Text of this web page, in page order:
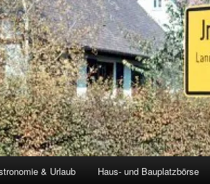
& Urlaub Haus- und Bauplatzbörse